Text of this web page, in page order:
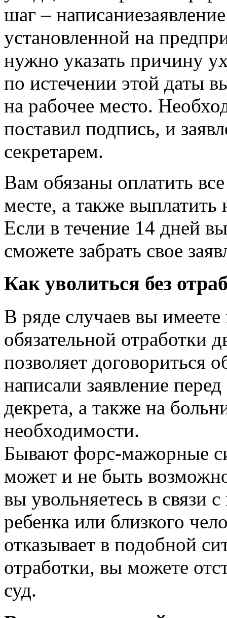
шаг –
установленной на
нужно указать причину
по истечении этой даты
на рабочее место.
поставил подпись, и
секретарем.
Вам обязаны оплатить
месте, а также
Если в течение 14 дней
сможете забрать свое
Как уволиться без
В ряде случаев вы
обязательной отработки
позволяет договориться
написали заявление
декрета, а также на
необходимости.
Бывают форс-мажорные
может и не быть
вы увольняетесь в связи
ребенка или близкого
отказывает в подобной
отработки, вы можете
суд.